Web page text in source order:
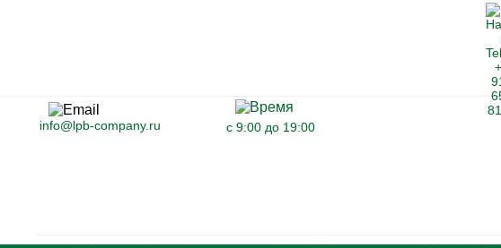
info@lpb-company.ru с 9:00 до 19:00